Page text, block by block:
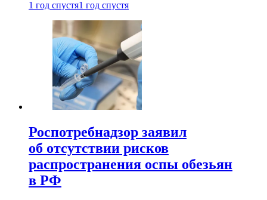
1 год спустя1 год спустя
Роспотребнадзор заявил
об отсутствии рисков
распространения оспы обезьян
в РФ